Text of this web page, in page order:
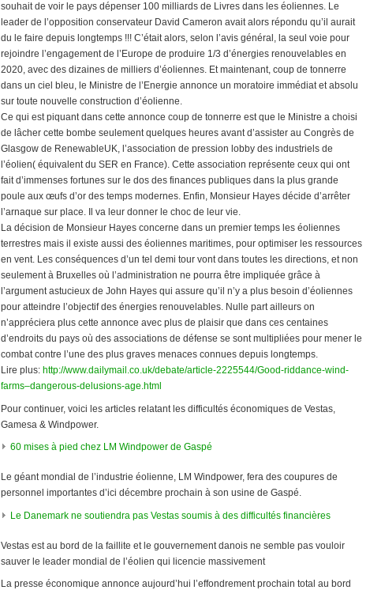
souhait de voir le pays dépenser 100 milliards de Livres dans les éoliennes. Le
leader de l’opposition conservateur David Cameron avait alors répondu qu’il aurait
du le faire depuis longtemps !!! C’était alors, selon l’avis général, la seul voie pour
rejoindre l’engagement de l’Europe de produire 1/3 d’énergies renouvelables en
2020, avec des dizaines de milliers d’éoliennes. Et maintenant, coup de tonnerre
dans un ciel bleu, le Ministre de l’Energie annonce un moratoire immédiat et absolu
sur toute nouvelle construction d’éolienne.
Ce qui est piquant dans cette annonce coup de tonnerre est que le Ministre a choisi
de lâcher cette bombe seulement quelques heures avant d’assister au Congrès de
Glasgow de RenewableUK, l’association de pression lobby des industriels de
l’éolien( équivalent du SER en France). Cette association représente ceux qui ont
fait d’immenses fortunes sur le dos des finances publiques dans la plus grande
poule aux œufs d’or des temps modernes. Enfin, Monsieur Hayes décide d’arrêter
l’arnaque sur place. Il va leur donner le choc de leur vie.
La décision de Monsieur Hayes concerne dans un premier temps les éoliennes
terrestres mais il existe aussi des éoliennes maritimes, pour optimiser les ressources
en vent. Les conséquences d’un tel demi tour vont dans toutes les directions, et non
seulement à Bruxelles où l’administration ne pourra être impliquée grâce à
l’argument astucieux de John Hayes qui assure qu’il n’y a plus besoin d’éoliennes
pour atteindre l’objectif des énergies renouvelables. Nulle part ailleurs on
n’appréciera plus cette annonce avec plus de plaisir que dans ces centaines
d’endroits du pays où des associations de défense se sont multipliées pour mener le
combat contre l’une des plus graves menaces connues depuis longtemps.
Lire plus: http://www.dailymail.co.uk/debate/article-2225544/Good-riddance-wind-
farms–dangerous-delusions-age.html
Pour continuer, voici les articles relatant les difficultés économiques de Vestas,
Gamesa & Windpower.
60 mises à pied chez LM Windpower de Gaspé
Le géant mondial de l’industrie éolienne, LM Windpower, fera des coupures de
personnel importantes d’ici décembre prochain à son usine de Gaspé.
Le Danemark ne soutiendra pas Vestas soumis à des difficultés financières
Vestas est au bord de la faillite et le gouvernement danois ne semble pas vouloir
sauver le leader mondial de l’éolien qui licencie massivement
La presse économique annonce aujourd’hui l’effondrement prochain total au bord